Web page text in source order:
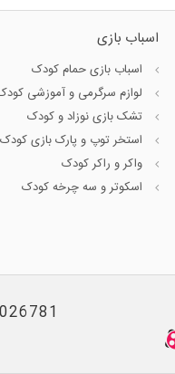
اسباب بازی
اسباب بازی حمام کودک
لوازم سرگرمی و آموزشی
تشک بازی نوزاد و کودک
استخر توپ و پارک بازی کودک
واکر و راکر کودک
اسکوتر و سه چرخه کودک